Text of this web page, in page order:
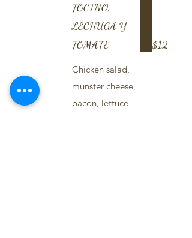
TOCINO,
LECHUGA Y
TOMATE
Chicken salad,
munster cheese,
bacon, lettuce
$12